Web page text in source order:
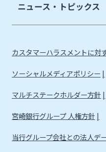
ニュース・トピックス
カスタマーハラスメントに対
ソーシャルメディアポリシー
マルチステークホルダー方針
宮崎銀行グループ 人権方針
当行グループ会社との法人デ